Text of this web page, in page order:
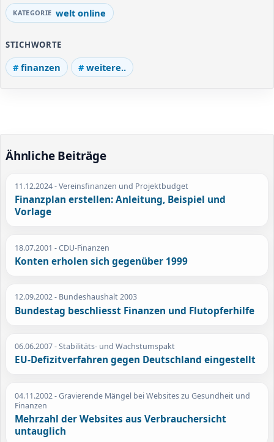
welt online
STICHWORTE
finanzen weitere..
Ähnliche Beiträge
11.12.2024- Vereinsfinanzen und Projektbudget
Finanzplan erstellen: Anleitung, Beispiel und
Vorlage
18.07.2001 - CDU-Finanzen
Konten erholen sich gegenüber 1999
12.09.2002- Bundeshaushalt 2003
Bundestag beschliesst Finanzen und Flutopferhilfe
06.06.2007- Stabilitäts- und Wachstumspakt
EU-Defizitverfahren gegen Deutschland eingestellt
04.11.2002- Gravierende Mängel bei Websites zu Gesundheit und
Finanzen
Mehrzahl der Websites aus Verbrauchersicht
untauglich